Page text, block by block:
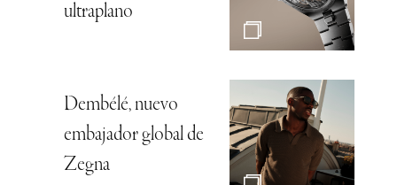
ultraplano
Dembélé, nuevo
embajador global de
Zegna